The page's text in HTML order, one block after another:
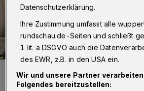
Achse“ freuen sich auf viele Besucher.
Foto: Wuppertaler Rundschau/mivi
Datenschutzerklärung.
Ihre Zustimmung umfasst alle
rundschau.de-Seiten und schließt
1 lit. a DSGVO auch die
des EWR, z.B. in den USA ein.
Wir und unsere Partner
Folgendes bereitzustellen: